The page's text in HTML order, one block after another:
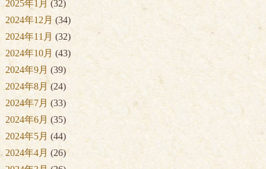
2025年1月 (32)
2024年12月 (34)
2024年11月 (32)
2024年10月 (43)
2024年9月 (39)
2024年8月 (24)
2024年7月 (33)
2024年6月 (35)
2024年5月 (44)
2024年4月 (26)